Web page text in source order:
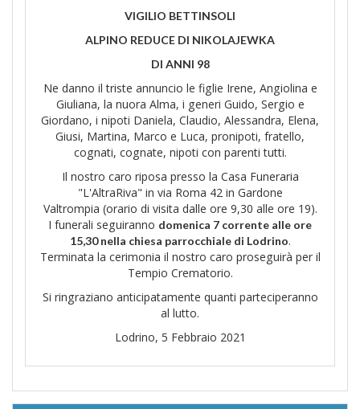
VIGILIO BETTINSOLI
ALPINO REDUCE DI NIKOLAJEWKA
DI ANNI 98
Ne danno il triste annuncio le figlie Irene, Angiolina e
Giuliana, la nuora Alma, i generi Guido, Sergio e
Giordano, i nipoti Daniela, Claudio, Alessandra, Elena,
Giusi, Martina, Marco e Luca, pronipoti, fratello,
cognati, cognate, nipoti con parenti tutti.
Il nostro caro riposa presso la Casa Funeraria
"L'AltraRiva" in via Roma 42 in Gardone
Valtrompia (orario di visita dalle ore 9,30 alle ore 19).
I funerali seguiranno domenica 7 corrente alle ore
15,30 nella chiesa parrocchiale di Lodrino.
Terminata la cerimonia il nostro caro proseguirà per il
Tempio Crematorio.
Si ringraziano anticipatamente quanti parteciperanno
al lutto.
Lodrino, 5 Febbraio 2021